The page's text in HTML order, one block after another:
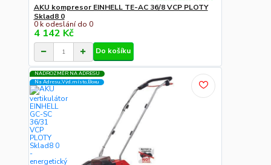
AKU kompresor EINHELL TE-AC 36/8 VCP PLOTY
Sklad8 0
0 k odeslání do 0
4 142 Kč
Do košíku
NADROZMĚR NA ADRESU
Na Adresu,Výd.místo,Boxu